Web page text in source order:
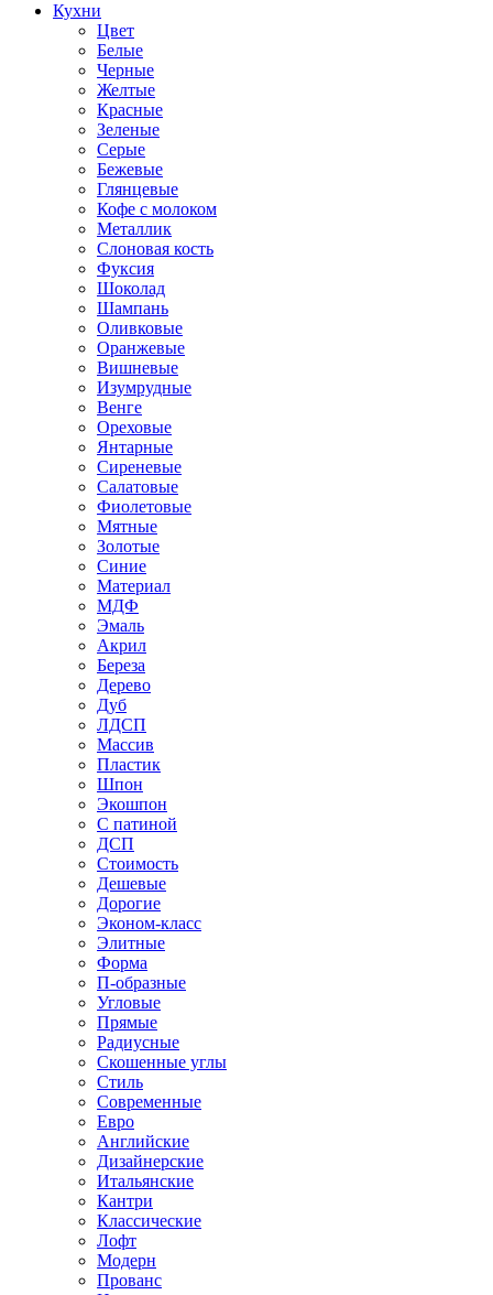
Кухни
Цвет
Белые
Черные
Желтые
Красные
Зеленые
Серые
Бежевые
Глянцевые
Кофе с молоком
Металлик
Слоновая кость
Фуксия
Шоколад
Шампань
Оливковые
Оранжевые
Вишневые
Изумрудные
Венге
Ореховые
Янтарные
Сиреневые
Салатовые
Фиолетовые
Мятные
Золотые
Синие
Материал
МДФ
Эмаль
Акрил
Береза
Дерево
Дуб
ЛДСП
Массив
Пластик
Шпон
Экошпон
С патиной
ДСП
Стоимость
Дешевые
Дорогие
Эконом-класс
Элитные
Форма
П-образные
Угловые
Прямые
Радиусные
Скошенные углы
Стиль
Современные
Евро
Английские
Дизайнерские
Итальянские
Кантри
Классические
Лофт
Модерн
Прованс